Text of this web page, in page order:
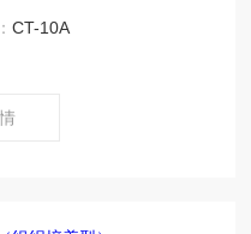
CT-10A